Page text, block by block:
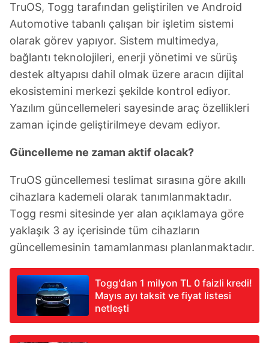
TruOS, Togg tarafından geliştirilen ve Android
Automotive tabanlı çalışan bir işletim sistemi
olarak görev yapıyor. Sistem multimedya,
bağlantı teknolojileri, enerji yönetimi ve sürüş
destek altyapısı dahil olmak üzere aracın dijital
ekosistemini merkezi şekilde kontrol ediyor.
Yazılım güncellemeleri sayesinde araç özellikleri
zaman içinde geliştirilmeye devam ediyor.
Güncelleme ne zaman aktif olacak?
TruOS güncellemesi teslimat sırasına göre akıllı
cihazlara kademeli olarak tanımlanmaktadır.
Togg resmi sitesinde yer alan açıklamaya göre
yaklaşık 3 ay içerisinde tüm cihazların
güncellemesinin tamamlanması planlanmaktadır.
Togg'dan 1 milyon TL 0 faizli kredi!
Mayıs ayı taksit ve fiyat listesi
netleşti